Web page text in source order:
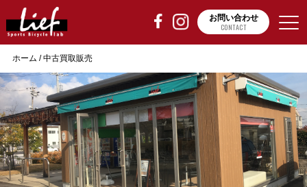
お問い合わせ
CONTACT
ホーム /中古買取販売